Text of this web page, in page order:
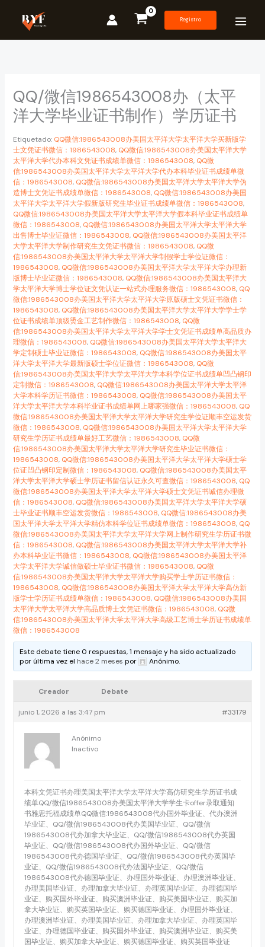
contenido
Registro
QQ/微信1986543008办（太平
洋大学毕业证书制作）学历证书
Etiquetado: QQ微信:1986543008办美国太平洋大学太平洋大学买新版学
士文凭证书微信：1986543008, QQ微信:1986543008办美国太平洋大学
太平洋大学代办本科文凭证书成绩单微信：1986543008, QQ微
信:1986543008办美国太平洋大学太平洋大学代办本科毕业证书成绩单微
信：1986543008, QQ微信:1986543008办美国太平洋大学太平洋大学伪
造博士文凭证书成绩单微信：1986543008, QQ微信:1986543008办美国
太平洋大学太平洋大学假新版研究生毕业证书成绩单微信：1986543008,
QQ微信:1986543008办美国太平洋大学太平洋大学假本科毕业证书成绩单
微信：1986543008, QQ微信:1986543008办美国太平洋大学太平洋大学
出售博士毕业证微信：1986543008, QQ微信:1986543008办美国太平洋
大学太平洋大学制作研究生文凭证书微信：1986543008, QQ微
信:1986543008办美国太平洋大学太平洋大学制假学士学位证微信：
1986543008, QQ微信:1986543008办美国太平洋大学太平洋大学办理新
版博士毕业证微信：1986543008, QQ微信:1986543008办美国太平洋大
学太平洋大学博士学位证文凭认证一站式办理服务微信：1986543008, QQ
微信:1986543008办美国太平洋大学太平洋大学原版硕士文凭证书微信：
1986543008, QQ微信:1986543008办美国太平洋大学太平洋大学学士学
位证书成绩单顶级烫金工艺制作微信：1986543008, QQ微
信:1986543008办美国太平洋大学太平洋大学学士文凭证书成绩单高品质办
理微信：1986543008, QQ微信:1986543008办美国太平洋大学太平洋大
学定制硕士毕业证微信：1986543008, QQ微信:1986543008办美国太平
洋大学太平洋大学最新版硕士学位证微信：1986543008, QQ微
信:1986543008办美国太平洋大学太平洋大学本科学位证书成绩单凹凸钢印
定制微信：1986543008, QQ微信:1986543008办美国太平洋大学太平洋
大学本科学历证书微信：1986543008, QQ微信:1986543008办美国太平
洋大学太平洋大学本科毕业证书成绩单网上哪家强微信：1986543008, QQ
微信:1986543008办美国太平洋大学太平洋大学研究生学位证顺丰空运发货
微信：1986543008, QQ微信:1986543008办美国太平洋大学太平洋大学
研究生学历证书成绩单最好工艺微信：1986543008, QQ微
信:1986543008办美国太平洋大学太平洋大学研究生毕业证书微信：
1986543008, QQ微信:1986543008办美国太平洋大学太平洋大学硕士学
位证凹凸钢印定制微信：1986543008, QQ微信:1986543008办美国太平
洋大学太平洋大学硕士学历证书留信认证永久可查微信：1986543008, QQ
微信:1986543008办美国太平洋大学太平洋大学硕士文凭证书诚信办理微
信：1986543008, QQ微信:1986543008办美国太平洋大学太平洋大学硕
士毕业证书顺丰空运发货微信：1986543008, QQ微信:1986543008办美
国太平洋大学太平洋大学精仿本科学位证书成绩单微信：1986543008, QQ
微信:1986543008办美国太平洋大学太平洋大学网上制作研究生学历证书微
信：1986543008, QQ微信:1986543008办美国太平洋大学太平洋大学补
办本科毕业证书微信：1986543008, QQ微信:1986543008办美国太平洋
大学太平洋大学诚信做硕士毕业证书微信：1986543008, QQ微
信:1986543008办美国太平洋大学太平洋大学购买学士学历证书微信：
1986543008, QQ微信:1986543008办美国太平洋大学太平洋大学高仿新
版学士学历证书成绩单微信：1986543008, QQ微信:1986543008办美国
太平洋大学太平洋大学高品质博士文凭证书微信：1986543008, QQ微
信:1986543008办美国太平洋大学太平洋大学高级工艺博士学历证书成绩单
微信：1986543008
Este debate tiene 0 respuestas, 1 mensaje y ha sido actualizado
por última vez el hace 2 meses por Anónimo.
Creador Debate
junio 1, 2026 a las 3:47 pm #33179
Anónimo
Inactivo
本科文凭证书办理美国太平洋大学太平洋大学高仿研究生学历证书成
绩单QQ/微信1986543008办美国太平洋大学学生卡offer录取通知
书雅思托福成绩单QQ微信:1986543008代办国外毕业证、代办澳洲
毕业证、QQ/微信1986543008代办美国毕业证、QQ/微信
1986543008代办加拿大毕业证、QQ/微信1986543008代办英国
毕业证、QQ/微信1986543008代办国外毕业证、QQ/微信
1986543008代办德国毕业证、QQ/微信1986543008代办英国毕
业证、QQ/微信1986543008代办法国毕业证、QQ/微信
1986543008代办德国毕业证、办理国外毕业证、办理澳洲毕业证、
办理美国毕业证、办理加拿大毕业证、办理英国毕业证、办理德国毕
业证、购买国外毕业证、购买澳洲毕业证、购买美国毕业证、购买加
拿大毕业证、购买英国毕业证、购买德国毕业证、办理国外毕业证、
办理澳洲毕业证、办理美国毕业证、办理加拿大毕业证、办理英国毕
业证、办理德国毕业证、购买国外毕业证、购买澳洲毕业证、购买美
国毕业证、购买加拿大毕业证、购买德国毕业证、购买英国毕业证